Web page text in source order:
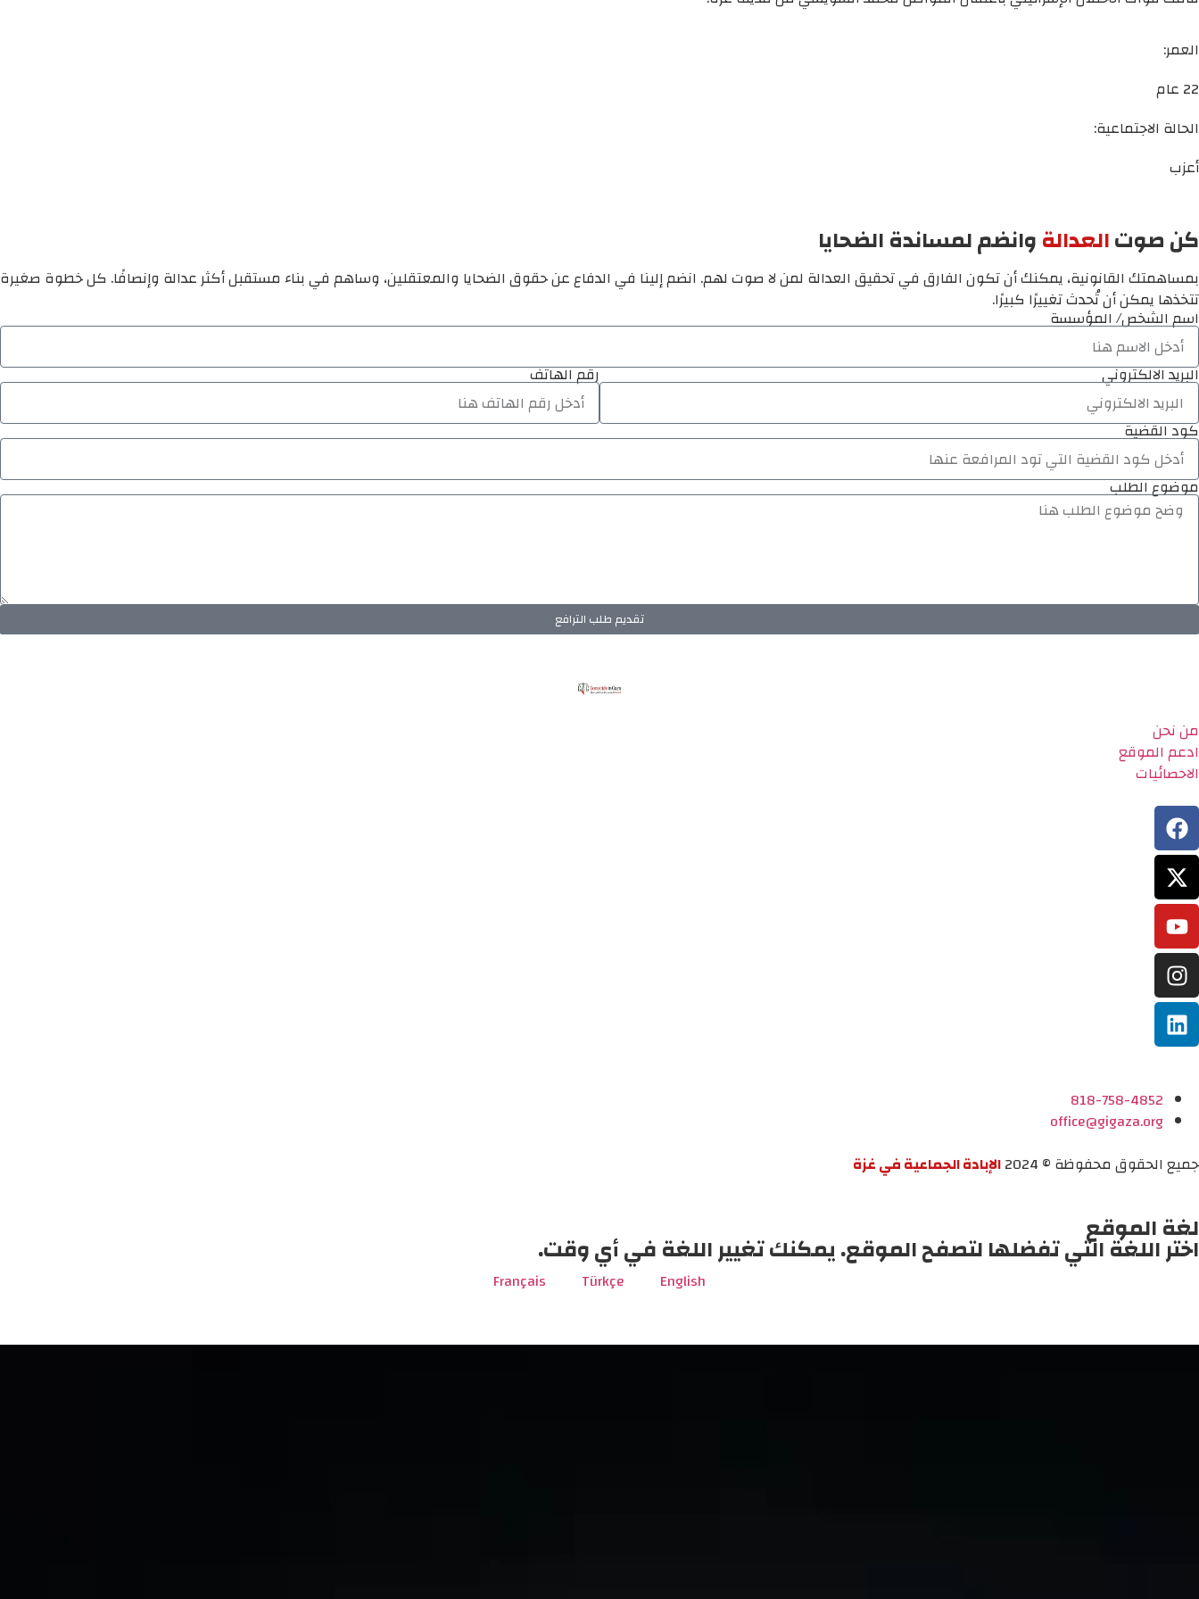
العمر:
22 عام
الحالة الاجتماعية:
أعزب
كن صوتالعدالةوانضم لمساندة الضحايا
بمساهمتك القانونية، يمكنك أن تكون الفارق في تحقيق العدالة لمن لا صوت لهم. انضم إلينا في الدفاع عن حقوق الضحايا والمعتقلين، وساهم في بناء مستقبل أكثر عدالة وإنصافًا. كل خطوة صغيرة
تتخذها يمكن أن تُحدث تغييرًا كبيرًا.
اسم الشخص/ المؤسسة
البريد الالكتروني رقم الهاتف
كود القضية
موضوع الطلب
تقديم طلب الترافع
من نحن
ادعم الموقع
الاحصائيات
818-758-4852
office@gigaza.org
جميع الحقوق محفوظة © 2024
الإبادة الجماعية في غزة
لغة الموقع
اختر اللغة التي تفضلها لتصفح الموقع. يمكنك تغيير اللغة في أي وقت.
English
Türkçe
Français